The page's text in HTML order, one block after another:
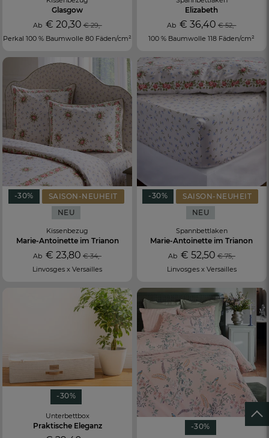
GRATIS-LIEFERUNG ab 90€ Bestellwert
Glasgow
Ab € 20,30 € 29,-
Perkal 100 % Baumwolle 80 Fäden/cm²
Elizabeth
Ab€ 36,40 € 52,-
100 % Baumwolle 118 Fäden/cm²
-30%
SAISON-NEUHEIT
NEU
Kissenbezug
Marie-Antoinette im Trianon
Ab€ 23,80 € 34,-
Linvosges x Versailles
-30%
SAISON-NEUHEIT
NEU
Spannbettlaken
Marie-Antoinette im Trianon
Ab € 52,50 € 75,-
Linvosges x Versailles
-30%
Unterbettbox
Praktische Eleganz -30%